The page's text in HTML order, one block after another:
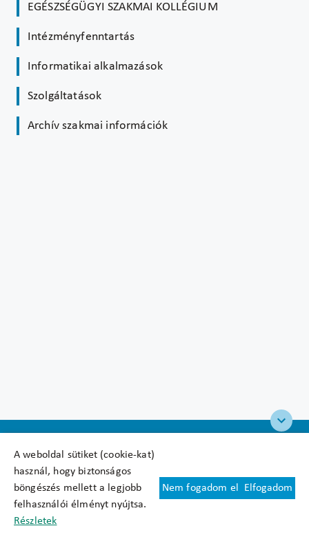
A weboldal sütiket (cookie-kat)
használ, hogy biztonságos
böngészés mellett a legjobb
felhasználói élményt nyújtsa.
Részletek
Nem fogadom el Elfogadom
EGÉSZSÉGÜGYI SZAKMAI KOLLÉGIUM
Intézményfenntartás
Informatikai alkalmazások
Szolgáltatások
Archív szakmai információk
Felhasználási feltételek